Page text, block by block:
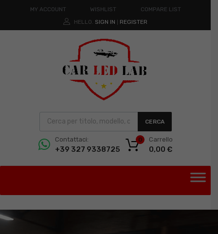
MY ACCOUNT WISHLIST
COMPARE LIST
HELLO. SIGN IN REGISTER
CERCA
Contattaci:
+39 327 9338725
Carrello
0,00 €
0